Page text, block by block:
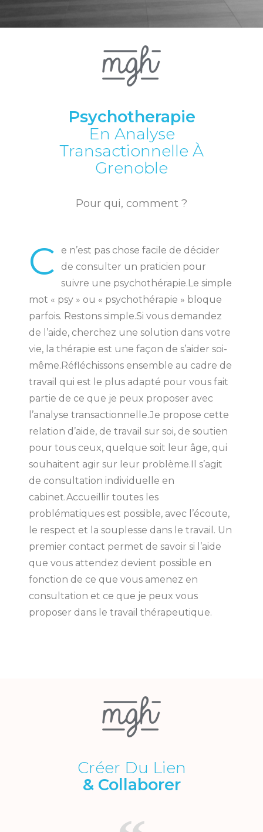
Psychotherapie
En Analyse
Transactionnelle À
Grenoble
Pour qui, comment ?
C
e n’est pas chose facile de décider
de consulter un praticien pour
suivre une psychothérapie.Le simple
mot « psy » ou « psychothérapie » bloque
parfois. Restons simple.Si vous demandez
de l’aide, cherchez une solution dans votre
vie, la thérapie est une façon de s’aider soi-
même.Réfléchissons ensemble au cadre de
travail qui est le plus adapté pour vous fait
partie de ce que je peux proposer avec
l’analyse transactionnelle.Je propose cette
relation d’aide, de travail sur soi, de soutien
pour tous ceux, quelque soit leur âge, qui
souhaitent agir sur leur problème.Il s’agit
de consultation individuelle en
cabinet.Accueillir toutes les
problématiques est possible, avec l’écoute,
le respect et la souplesse dans le travail. Un
premier contact permet de savoir si l’aide
que vous attendez devient possible en
fonction de ce que vous amenez en
consultation et ce que je peux vous
proposer dans le travail thérapeutique.
Créer Du Lien
& Collaborer